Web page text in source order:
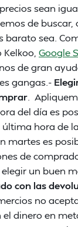
sean
de buscar,
barato sea.
Google
de gran
gangas.-
.
del día es
hora de
martes es
de
elegir un buen
con las
no
dinero en